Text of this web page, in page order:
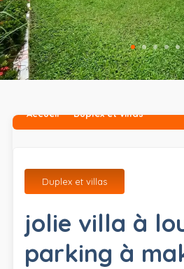
Accueil Duplex et villas
Duplex et villas
jolie villa à
parking à